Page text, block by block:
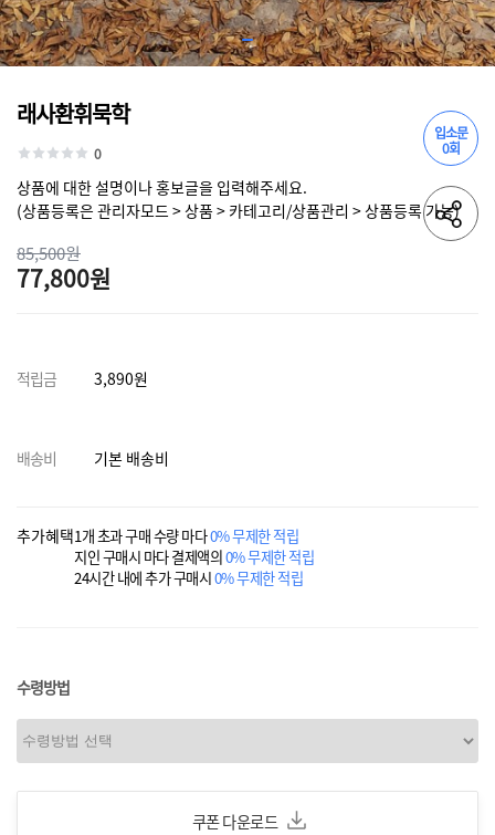
입소문
0회
래사환휘묵학
0
상품에 대한 설명이나 홍보글을 입력해주세요.
(상품등록은 관리자모드 > 상품 > 카테고리/상품관리 > 상품등록 가능)
85,500원
77,800원
적립금 3,890원
배송비 기본 배송비
추가혜택1개 초과 구매 수량 마다0% 무제한 적립
지인 구매시 마다 결제액의0% 무제한 적립
24시간 내에 추가 구매시0% 무제한 적립
수령방법
쿠폰 다운로드